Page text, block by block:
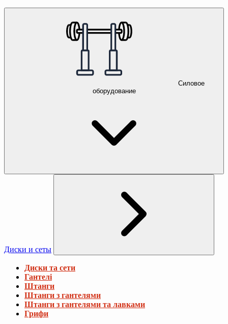
Силовое
оборудование
Диски и сеты
Диски та сети
Гантелі
Штанги
Штанги з гантелями
Штанги з гантелями та лавками
Грифи